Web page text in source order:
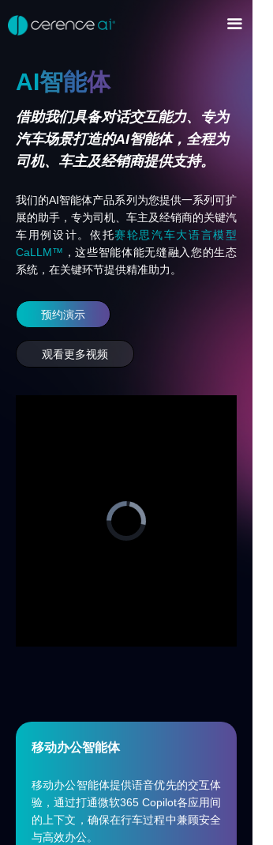
끀
首页
ꀂ Cerence xUl™
ꀂ Cerence Assistant
ꀂ AI智能体
ꀂ CaLLM™以及生成式AI应用
ꀂ 音频AI
ꀂ 语音输入与输出
ꀂ 开发者平台
行业
车载解决方案
ꀂ
微信文章
媒体报道
移动办公智能体
移动办公智能体提供语音优先的交互体
验，通过打通微软365 Copilot各应用间
的上下文，确保在行车过程中兼顾安全
与高效办公。
AI智能体
借助我们具备对话交互能力、专为
汽车场景打造的AI智能体，全程为
司机、车主及经销商提供支持。
我们的AI智能体产品系列为您提供一系列可扩
展的助手，专为司机、车主及经销商的关键汽
车用例设计。依托赛轮思汽车大语言模型
CaLLM™ ，这些智能体能无缝融入您的生态
系统，在关键环节提供精准助力。
预约演示
Video
Player
is
loading.
观看更多视频